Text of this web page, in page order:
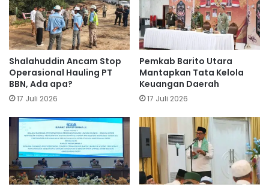
Shalahuddin Ancam Stop
Operasional Hauling PT
BBN, Ada apa?
17 Juli 2026
Pemkab Barito Utara
Mantapkan Tata Kelola
Keuangan Daerah
17 Juli 2026